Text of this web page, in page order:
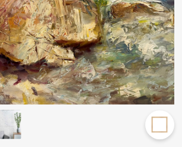
Художники
Услуги
Контакты